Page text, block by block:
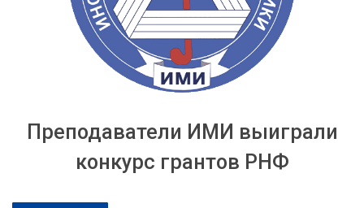
Преподаватели ИМИ выиграли
конкурс грантов РНФ